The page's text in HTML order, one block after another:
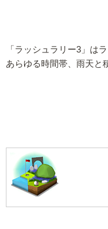
「ラッシュラリー3」は
あらゆる時間帯、雨天と